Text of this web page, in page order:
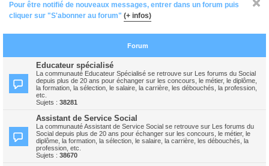
Pour être notifié de nouveaux messages, entrer dans un forum puis
cliquer sur "S'abonner au forum" (+ infos)
Forum
Educateur spécialisé
La communauté Educateur Spécialisé se retrouve sur Les forums du Social
depuis plus de 20 ans pour échanger sur les concours, le métier, le diplôme,
la formation, la sélection, le salaire, la carrière, les débouchés, la profession,
etc.
Sujets : 38281
Assistant de Service Social
La communauté Assistant de Service Social se retrouve sur Les forums du
Social depuis plus de 20 ans pour échanger sur les concours, le métier, le
diplôme, la formation, la sélection, le salaire, la carrière, les débouchés, la
profession, etc.
Sujets : 38670